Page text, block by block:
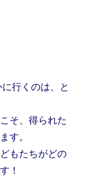
行くのは、と
そ、得られた
す。
もたちがどの
！